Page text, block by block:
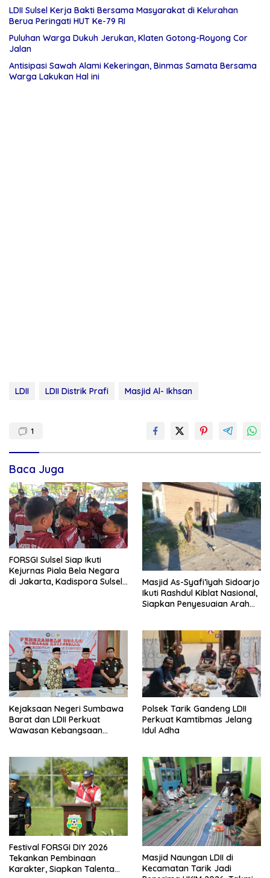
LDII Sulsel Kerja Bakti Bersama Masyarakat di Kelurahan
Berua Peringati HUT Ke-79 RI
Puluhan Warga Dukuh Jerukan, Klaten Gotong-Royong Cor
Jalan
Antisipasi Sawah Alami Kekeringan, Binmas Samata Bersama
Warga Lakukan Hal ini
LDII LDII Distrik Prafi Masjid Al- Ikhsan
1
Baca Juga
FORSGI Sulsel Siap Ikuti
Kejurnas Piala Bela Negara
di Jakarta, Kadispora Sulsel
Masjid As-Syafi’iyah Sidoarjo
Ikuti Rashdul Kiblat Nasional,
Siapkan Penyesuaian Arah
Kejaksaan Negeri Sumbawa
Barat dan LDII Perkuat
Wawasan Kebangsaan
Polsek Tarik Gandeng LDII
Perkuat Kamtibmas Jelang
Idul Adha
Festival FORSGI DIY 2026
Tekankan Pembinaan
Karakter, Siapkan Talenta
Masjid Naungan LDII di
Kecamatan Tarik Jadi